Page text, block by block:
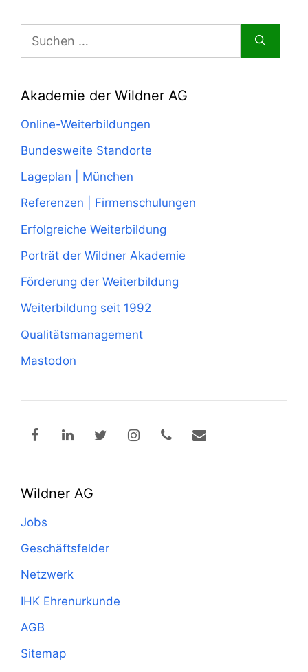
Suchen
nach:
Akademie der Wildner AG
Online-Weiterbildungen
Bundesweite Standorte
Lageplan | München
Referenzen | Firmenschulungen
Erfolgreiche Weiterbildung
Porträt der Wildner Akademie
Förderung der Weiterbildung
Weiterbildung seit 1992
Qualitätsmanagement
Mastodon
Wildner AG
Jobs
Geschäftsfelder
Netzwerk
IHK Ehrenurkunde
AGB
Sitemap